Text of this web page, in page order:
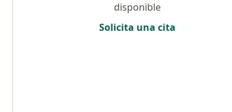
disponible
Solicita una cita